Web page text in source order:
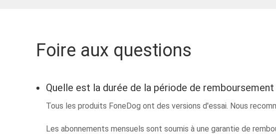
Foire aux questions
Quelle est la durée de la période de
Tous les produits FoneDog ont des versions d'essai. Nous
Les abonnements mensuels sont soumis à une garantie de